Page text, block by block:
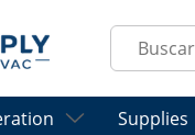
Site Search
Supplies